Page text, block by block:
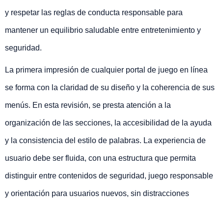
y respetar las reglas de conducta responsable para
mantener un equilibrio saludable entre entretenimiento y
seguridad.
La primera impresión de cualquier portal de juego en línea
se forma con la claridad de su diseño y la coherencia de sus
menús. En esta revisión, se presta atención a la
organización de las secciones, la accesibilidad de la ayuda
y la consistencia del estilo de palabras. La experiencia de
usuario debe ser fluida, con una estructura que permita
distinguir entre contenidos de seguridad, juego responsable
y orientación para usuarios nuevos, sin distracciones